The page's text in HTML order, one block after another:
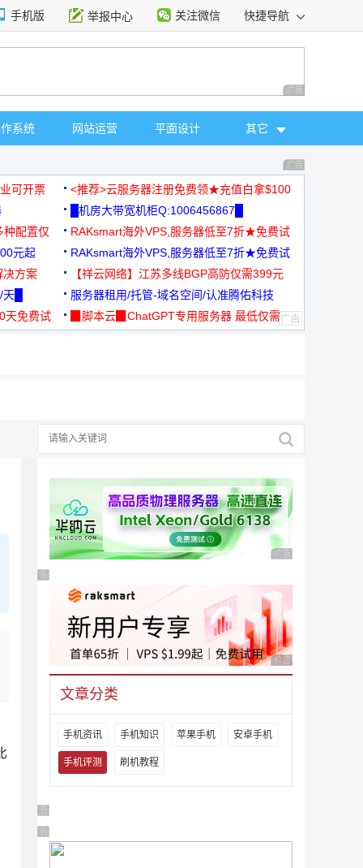
手机版 举报中心 关注微信 快捷导航
广告 商业广告，理
系统 网站运营 平面设计 其它
广告 商业广告，理
可开票
<推荐>云服务器注册免费领★充值白拿$100
█机房大带宽机柜Q:1006456867█
种配置仅
RAKsmart海外VPS,服务器低至7折★免费试
用★
元起
RAKsmart海外VPS,服务器低至7折★免费试
用★
决方案
【祥云网络】江苏多线BGP高防仅需399元
█
服务器租用/托管-域名空间/认准腾佑科技
免费试
▉脚本云▉ChatGPT专用服务器 最低仅需
广告 商业广告，理性
广告 商业广告，理性选择
广告 商业广告，理性
文章分类
手机资讯 手机知识 苹果手机 安卓手机
手机评测 刷机教程
广告 商业广告，理性选择
广告 商业广告，理性选择